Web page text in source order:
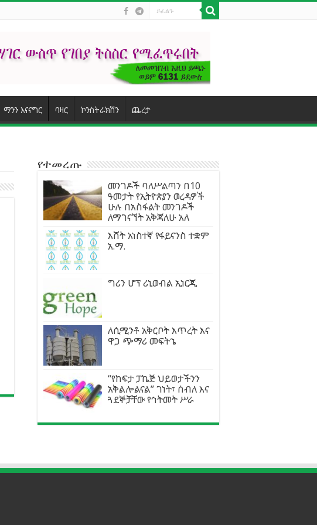
ማንን እናናግር ባዛር ኮንስትራክሽን ጨረታ
የተመረጡ
መንገዶች ባለሥልጣን በ10
ዓመታት የኢትዮጵያን ወረዳዎች
ሁሉ በአስፋልት መንገዶች
ለማገናኘት አቅጃለሁ አለ
እሸት አነስተኛ የፋይናንስ ተቋም
አ.ማ.
ግሪን ሆፕ ሪኒወብል ኢነርጂ
ለሲሚንቶ አቅርቦት እጥረት እና
ዋጋ ጭማሪ መፍትኄ
“የከፍታ ፓኬጅ ህይወታችንን
አቅልሎልናል” ገነት፣ ሰብለ እና
ጓደኞቻቸው የኅትመት ሥራ